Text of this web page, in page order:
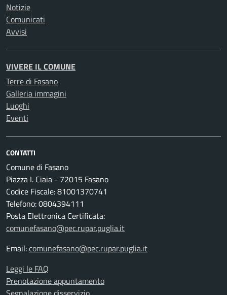
Notizie
Comunicati
Avvisi
VIVERE IL COMUNE
Terre di Fasano
Galleria immagini
Luoghi
Eventi
CONTATTI
Comune di Fasano
Piazza I. Ciaia - 72015 Fasano
Codice Fiscale: 81001370741
Telefono: 0804394111
Posta Elettronica Certificata:
comunefasano@pec.rupar.puglia.it
Email:comunefasano@pec.rupar.puglia.it
Leggi le FAQ
Prenotazione appuntamento